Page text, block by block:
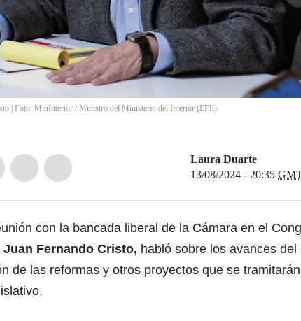
| Foto: MinInterior / Ministro del Ministerio del Interior (EFE)
Laura Duarte
13/08/2024 - 20:35
con la bancada liberal de la Cámara en el
Juan Fernando Cristo, habló sobre los avances
de las reformas y otros proyectos que se